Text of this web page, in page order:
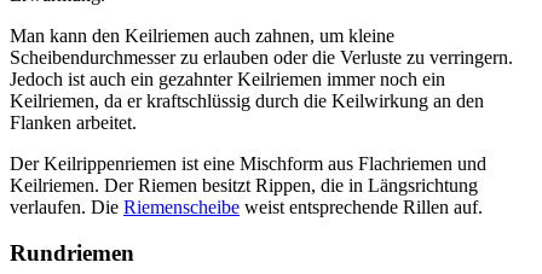
Man kann den Keilriemen auch zahnen, um kleine
Scheibendurchmesser zu erlauben oder die Verluste zu verringern.
Jedoch ist auch ein gezahnter Keilriemen immer noch ein
Keilriemen, da er kraftschlüssig durch die Keilwirkung an den
Flanken arbeitet.
Der Keilrippenriemen ist eine Mischform aus Flachriemen und
Keilriemen. Der Riemen besitzt Rippen, die in Längsrichtung
verlaufen. Die Riemenscheibe weist entsprechende Rillen auf.
Rundriemen